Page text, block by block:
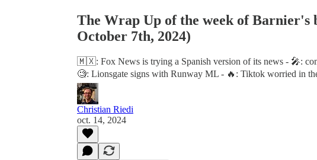
The Wrap Up of the week of Barnier's
October 7th, 2024)
🇲🇽: Fox News is trying a Spanish version of its news - 🎤:
🧐: Lionsgate signs with Runway ML - 🔥: Tiktok worried in
Christian Riedi
oct. 14, 2024